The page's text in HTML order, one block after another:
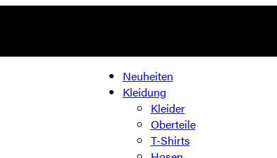
Neuheiten
Kleidung
Kleider
Oberteile
T-Shirts